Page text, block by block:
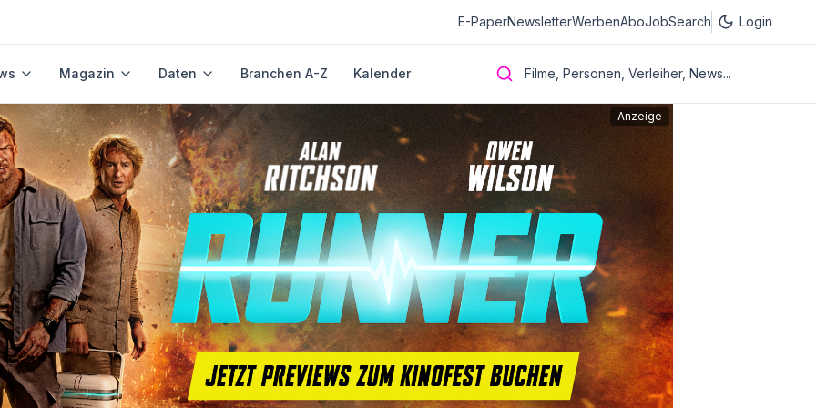
E-PaperNewsletterWerbenAboJobSearch Login
Magazin Daten Branchen A-Z Kalender Filme, Personen, Verleiher, News...
Anzeige